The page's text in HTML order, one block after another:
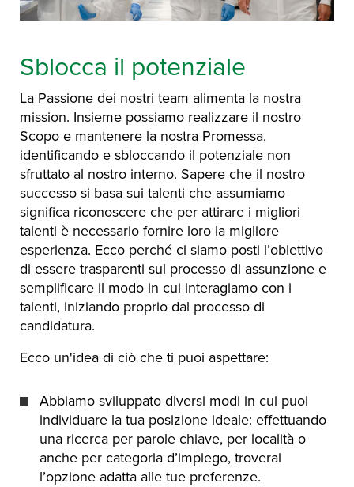
Sblocca il potenziale
La Passione dei nostri team alimenta la nostra
mission. Insieme possiamo realizzare il nostro
Scopo e mantenere la nostra Promessa,
identificando e sbloccando il potenziale non
sfruttato al nostro interno. Sapere che il nostro
successo si basa sui talenti che assumiamo
significa riconoscere che per attirare i migliori
talenti è necessario fornire loro la migliore
esperienza. Ecco perché ci siamo posti l’obiettivo
di essere trasparenti sul processo di assunzione e
semplificare il modo in cui interagiamo con i
talenti, iniziando proprio dal processo di
candidatura.
Ecco un'idea di ciò che ti puoi aspettare:
Abbiamo sviluppato diversi modi in cui puoi
individuare la tua posizione ideale: effettuando
una ricerca per parole chiave, per località o
anche per categoria d’impiego, troverai
l’opzione adatta alle tue preferenze.